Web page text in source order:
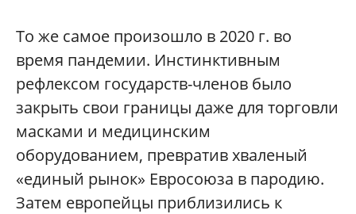
То же самое произошло в 2020 г. во
время пандемии. Инстинктивным
рефлексом государств-членов было
закрыть свои границы даже для торговли
масками и медицинским
оборудованием, превратив хваленый
«единый рынок» Евросоюза в пародию.
Затем европейцы приблизились к